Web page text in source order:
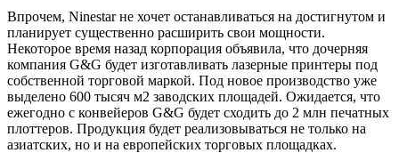
Впрочем, Ninestar не хочет останавливаться на достигнутом и
планирует существенно расширить свои мощности.
Некоторое время назад корпорация объявила, что дочерняя
компания G&G будет изготавливать лазерные принтеры под
собственной торговой маркой. Под новое производство уже
выделено 600 тысяч м2 заводских площадей. Ожидается, что
ежегодно с конвейеров G&G будет сходить до 2 млн печатных
плоттеров. Продукция будет реализовываться не только на
азиатских, но и на европейских торговых площадках.